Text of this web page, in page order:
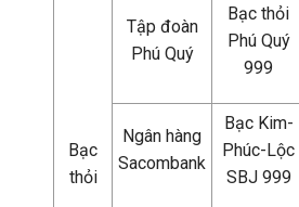
Bạc
thỏi
Tập đoàn
Phú Quý
Bạc thỏi
Phú Quý
999
Ngân hàng
Sacombank
Bạc Kim-
Phúc-Lộc
SBJ 999